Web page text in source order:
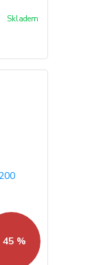
Skladem
45 %